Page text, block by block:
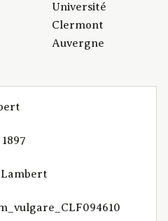
Université
Clermont
Auvergne